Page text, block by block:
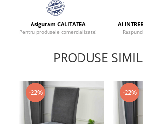
Asiguram CALITATEA
Pentru produsele comercializate!
Ai
PRODUSE
-22% -22%